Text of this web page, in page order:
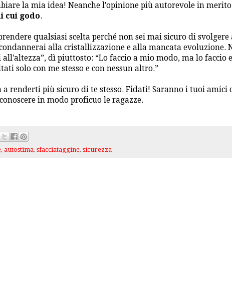
la mia idea! Neanche l'opinione più autorevole in merito
cui godo.
qualsiasi scelta perché non sei mai sicuro di svolgere
alla cristallizzazione e alla mancata evoluzione.
dì piuttosto: “Lo faccio a mio modo, ma lo faccio
solo con me stesso e con nessun altro.”
a renderti più sicuro di te stesso. Fidati! Saranno i tuoi amici
in modo proficuo le ragazze.
, autostima, sfacciataggine, sicurezza